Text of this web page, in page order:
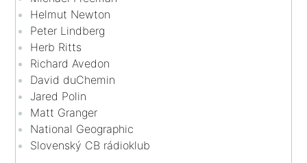
Helmut Newton
Peter Lindberg
Herb Ritts
Richard Avedon
David duChemin
Jared Polin
Matt Granger
National Geographic
Slovenský CB rádioklub